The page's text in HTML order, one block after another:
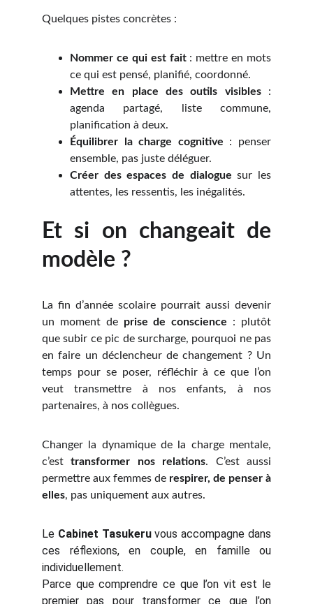
Quelques pistes concrètes :
Nommer ce qui est fait: mettre en mots
ce qui est pensé, planifié, coordonné.
Mettre en place des outils visibles:
agenda partagé, liste commune,
planification à deux.
Équilibrer la charge cognitive : penser
ensemble, pas juste déléguer.
Créer des espaces de dialogue sur les
attentes, les ressentis, les inégalités.
Et si on changeait de
modèle ?
La fin d’année scolaire pourrait aussi devenir
un moment de prise de conscience : plutôt
que subir ce pic de surcharge, pourquoi ne pas
en faire un déclencheur de changement ? Un
temps pour se poser, réfléchir à ce que l’on
veut transmettre à nos enfants, à nos
partenaires, à nos collègues.
Changer la dynamique de la charge mentale,
c’esttransformer nos relations. C’est aussi
permettre aux femmes de respirer, de penser à
elles, pas uniquement aux autres.
Le Cabinet Tasukeruvous accompagne dans
ces réflexions, en couple, en famille ou
individuellement.
Parce que comprendre ce que l’on vit est le
premier pas pour transformer ce que l’on